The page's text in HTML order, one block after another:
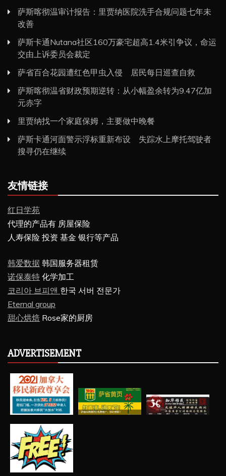
萨斯喀彻温审计报告：里贾纳医院洗手合规问题七年未
改善
萨斯卡通Nutana社区160万豪宅超高1.4米引争议，命运
交由上诉委员会裁定
萨省百合花园遭红色甲虫入侵 居民每日巡查自救
萨斯喀彻温省财政预期逆转：从小幅盈余转为9.47亿加
元赤字
里贾纳找一个家庭保姆，主要做中晚餐
萨斯卡通河面警示浮标重新布设 失踪水上摩托驾驶者
搜寻仍在继续
友情链接
红日学苑
代理的产品有 房屋保险
人寿保险 投资 基金 银行等产品
韩爱数据 韩国服务器租赁
诺保泰特 化学加工
코리아 브피앤 한국 서버 전문가
Eternal group
甜心烘焙 Rose家的厨房
ADVERTISEMENT